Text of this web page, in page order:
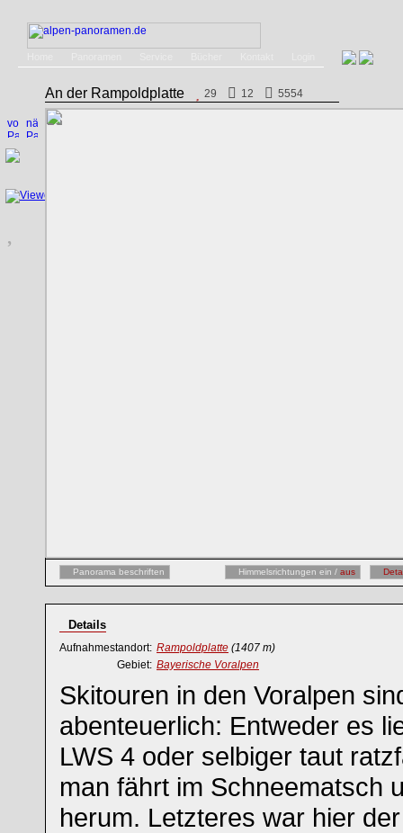
An der Rampoldplatte 29 12 5554
Panorama beschriften Himmelsrichtungen ein / aus
Details
Aufnahmestandort: Rampoldplatte (1407 m)
Gebiet: Bayerische Voralpen
Skitouren in den Voralpen
abenteuerlich: Entweder es
LWS 4 oder selbiger taut
man fährt im Schneematsch
herum. Letzteres war hier